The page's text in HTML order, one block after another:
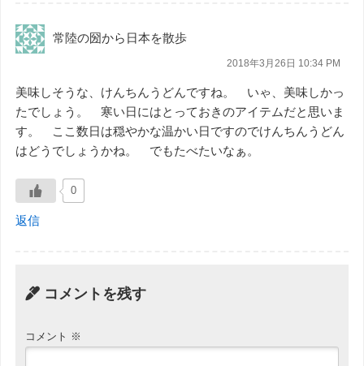
常陸の圀から日本を散歩
2018年3月26日 10:34 PM
美味しそうな、けんちんうどんですね。 いゃ、美味しかっ
たでしょう。 寒い日にはとっておきのアイテムだと思いま
す。 ここ数日は穏やかな温かい日ですのでけんちんうどん
はどうでしょうかね。 でもたべたいなぁ。
0
返信
コメントを残す
コメント ※